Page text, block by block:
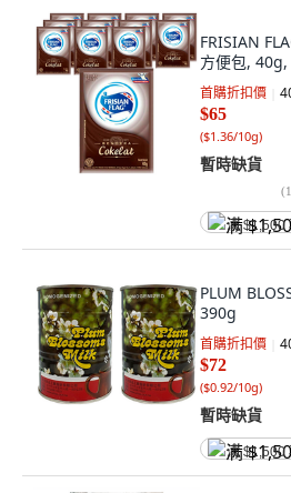
FRISIAN
方便包,
首購折扣價
$65
($1.36/10g)
暫時缺貨
(1
满 $1,500
PLUM
390g
首購折扣價
$72
($0.92/10g)
暫時缺貨
满 $1,500